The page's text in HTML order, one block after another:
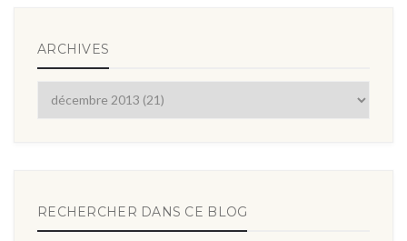
ARCHIVES
RECHERCHER DANS CE BLOG